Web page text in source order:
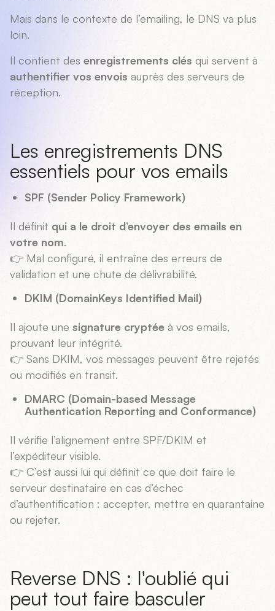
Mais dans le contexte de l’emailing, le DNS va plus
loin.
Il contient des enregistrements clés qui servent à
authentifier vos envois auprès des serveurs de
réception.
Les enregistrements DNS
essentiels pour vos emails
SPF (Sender Policy Framework)
Il définit qui a le droit d’envoyer des emails en
votre nom.
👉 Mal configuré, il entraîne des erreurs de
validation et une chute de délivrabilité.
DKIM (DomainKeys Identified Mail)
Il ajoute une signature cryptée à vos emails,
prouvant leur intégrité.
👉 Sans DKIM, vos messages peuvent être rejetés
ou modifiés en transit.
DMARC (Domain-based Message
Authentication Reporting and Conformance)
Il vérifie l’alignement entre SPF/DKIM et
l’expéditeur visible.
👉 C’est aussi lui qui définit ce que doit faire le
serveur destinataire en cas d’échec
d’authentification : accepter, mettre en quarantaine
ou rejeter.
Reverse DNS : l'oublié qui
peut tout faire basculer